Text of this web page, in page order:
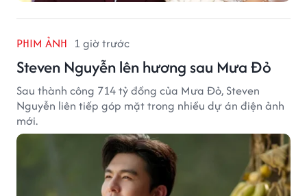
PHIM ẢNH 1 giờ trước
Steven Nguyễn lên hương sau Mưa Đỏ
Sau thành công 714 tỷ đồng của Mưa Đỏ, Steven
Nguyễn liên tiếp góp mặt trong nhiều dự án điện ảnh
mới.